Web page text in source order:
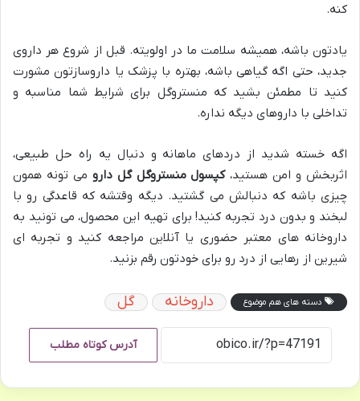
کنه.
یادتون باشه، همیشه سلامت ما در اولویته. قبل از شروع هر داروی
جدید، حتی اگه گیاهی باشه، بهتره با پزشک یا داروسازتون مشورت
کنید تا مطمئن بشید که منستروگل برای شرایط شما مناسبه و
تداخلی با داروهای دیگه نداره.
اگه خسته شدید از دردهای ماهانه و دنبال یه راه حل طبیعی،
اثربخش و امن هستید،کپسول منستروگل گل دارو می تونه همون
چیزی باشه که دنبالش می گشتید. دیگه وقتشه که قاعدگی رو با
لبخند و بدون درد تجربه کنید! برای تهیه این محصول، می تونید به
داروخانه های معتبر حضوری یا آنلاین مراجعه کنید و تجربه ای
شیرین از رهایی از درد رو برای خودتون رقم بزنید.
دسته های هم موضوع داروخانه گل
آدرس کوتاه مطلب